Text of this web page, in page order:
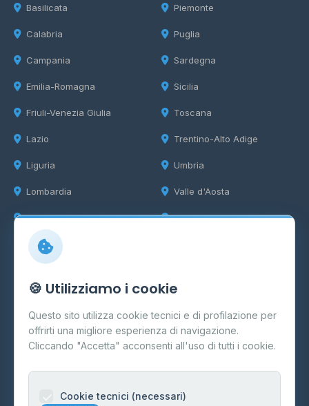
Basilicata
Calabria
Campania
Emilia-Romagna
Friuli-Venezia Giulia
Lazio
Liguria
Lombardia
Marche
Piemonte
Puglia
Sardegna
Sicilia
Toscana
Trentino-Alto Adige
Umbria
Valle d'Aosta
Veneto
Info
Cos'è il GPL
FAQ
Contatti
Informazioni legali
🍪 Utilizziamo i cookie
Questo sito utilizza cookie tecnici e di profilazione per
offrirti una migliore esperienza di navigazione.
Cliccando "Accetta" acconsenti all'uso di tutti i cookie.
Cookie tecnici (necessari)